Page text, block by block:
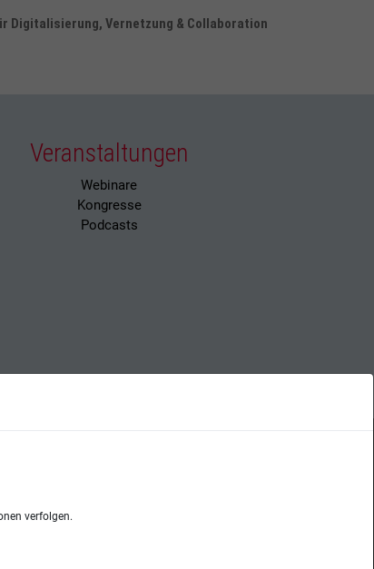
Digitalisierung, Vernetzung & Collaboration
Veranstaltungen
Webinare
Kongresse
Podcasts
verfolgen.